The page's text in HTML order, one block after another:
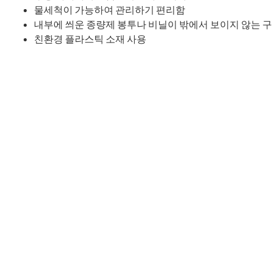
물세척이 가능하여 관리하기 편리함
내부에 씌운 종량제 봉투나 비닐이 밖에서 보이지 않는
친환경 플라스틱 소재 사용